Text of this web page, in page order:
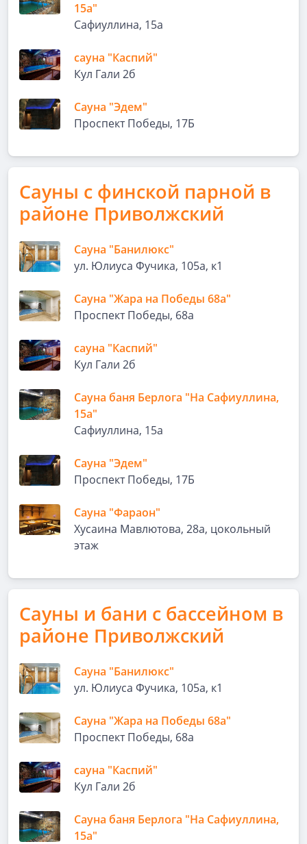
15а"
Сафиуллина, 15а
сауна "Каспий"
Кул Гали 2б
Сауна "Эдем"
Проспект Победы, 17Б
Сауны с финской парной в
районе Приволжский
Сауна "Банилюкс"
ул. Юлиуса Фучика, 105а, к1
Сауна "Жара на Победы 68а"
Проспект Победы, 68а
сауна "Каспий"
Кул Гали 2б
Сауна баня Берлога "На Сафиуллина,
15а"
Сафиуллина, 15а
Сауна "Эдем"
Проспект Победы, 17Б
Сауна "Фараон"
Хусаина Мавлютова, 28а, цокольный
этаж
Сауны и бани с бассейном в
районе Приволжский
Сауна "Банилюкс"
ул. Юлиуса Фучика, 105а, к1
Сауна "Жара на Победы 68а"
Проспект Победы, 68а
сауна "Каспий"
Кул Гали 2б
Сауна баня Берлога "На Сафиуллина,
15а"